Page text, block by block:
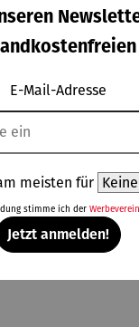
kauften auch
E-Mail-Adresse
meisten für
stimme ich der
Jetzt anmelden!